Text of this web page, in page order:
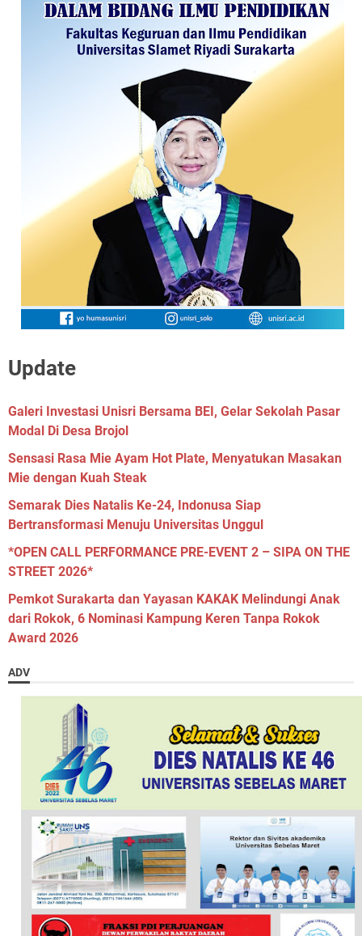
Update
Galeri Investasi Unisri Bersama BEI, Gelar Sekolah Pasar
Modal Di Desa Brojol
Sensasi Rasa Mie Ayam Hot Plate, Menyatukan Masakan
Mie dengan Kuah Steak
Semarak Dies Natalis Ke-24, Indonusa Siap
Bertransformasi Menuju Universitas Unggul
*OPEN CALL PERFORMANCE PRE-EVENT 2 – SIPA ON THE
STREET 2026*
Pemkot Surakarta dan Yayasan KAKAK Melindungi Anak
dari Rokok, 6 Nominasi Kampung Keren Tanpa Rokok
Award 2026
ADV